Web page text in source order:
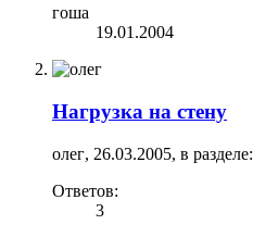
гоша
19.01.2004
Нагрузка на стену
олег, 26.03.2005, в разделе:
Ответов:
3